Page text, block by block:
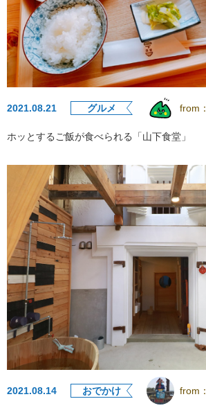
2021.08.21 グルメ from：
ホッとするご飯が食べられる「山下食堂」
2021.08.14 おでかけ from：